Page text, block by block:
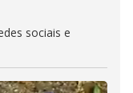
sociais e